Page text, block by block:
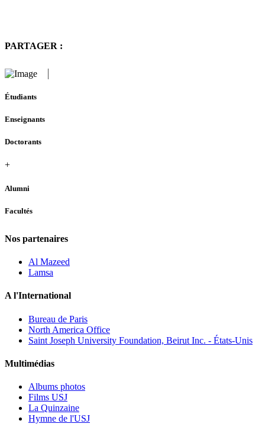
PARTAGER :
Étudiants
Enseignants
Doctorants
+
Alumni
Facultés
Nos partenaires
Al Mazeed
Lamsa
A l'International
Bureau de Paris
North America Office
Saint Joseph University Foundation, Beirut Inc. - États-Unis
Multimédias
Albums photos
Films USJ
La Quinzaine
Hymne de l'USJ